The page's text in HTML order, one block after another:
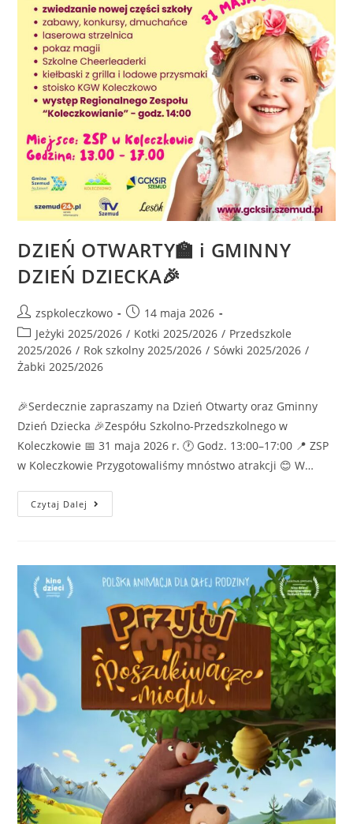
DZIEŃ OTWARTY🏫 i GMINNY
DZIEŃ DZIECKA🎉
zspkoleczkowo
14 maja 2026
Jeżyki 2025/2026 / Kotki 2025/2026 / Przedszkole
2025/2026 / Rok szkolny 2025/2026 / Sówki 2025/2026 /
Żabki 2025/2026
🎉Serdecznie zapraszamy na Dzień Otwarty oraz Gminny
Dzień Dziecka 🎉Zespółu Szkolno-Przedszkolnego w
Koleczkowie 📅 31 maja 2026 r. 🕐 Godz. 13:00–17:00 📍 ZSP
w Koleczkowie Przygotowaliśmy mnóstwo atrakcji 😊 W…
Czytaj Dalej